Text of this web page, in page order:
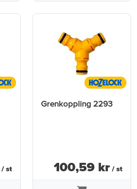
/ st
Grenkoppling 2293
100,59 kr / st